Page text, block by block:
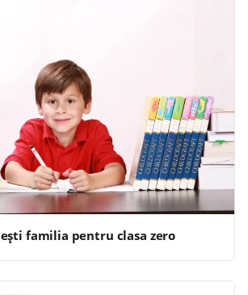
familia pentru clasa zero